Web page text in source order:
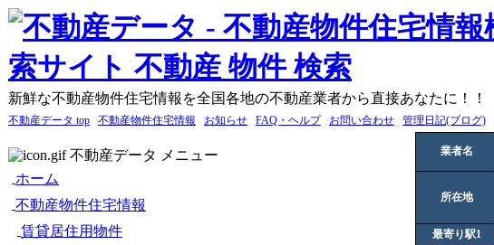
新鮮な不動産物件住宅情報を全国各地の不動産業者から直接あなたに！！
不動産データ top 不動産物件住宅情報 お知らせ FAQ・ヘルプ お問い合わせ 管理日記(ブログ)
不動産データ メニュー
ホーム
不動産物件住宅情報
賃貸居住用物件
業者名
所在地
最寄り駅1